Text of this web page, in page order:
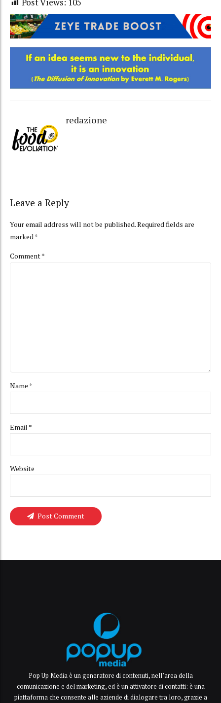
redazione
Leave a Reply
Your email address will not be published. Required fields are
marked *
Comment*
Name *
Email *
Website
Post Comment
Pop Up Media è un generatore di contenuti, nell’area della
comunicazione e del marketing, ed è un attivatore di contatti: è una
piattaforma che consente alle aziende di dialogare tra loro, grazie a